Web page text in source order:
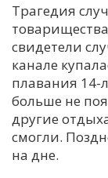
М
Трагедия
свидетели
канале
плавания 14-
больше не
другие
смогли.
на дне.